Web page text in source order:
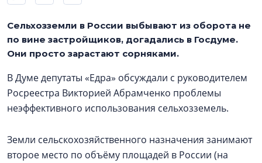
Сельхозземли в России выбывают из оборота не
по вине застройщиков, догадались в Госдуме.
Они просто зарастают сорняками.
В Думе депутаты «Едра» обсуждали с руководителем
Росреестра Викторией Абрамченко проблемы
неэффективного использования сельхозземель.
Земли сельскохозяйственного назначения занимают
второе место по объёму площадей в России (на